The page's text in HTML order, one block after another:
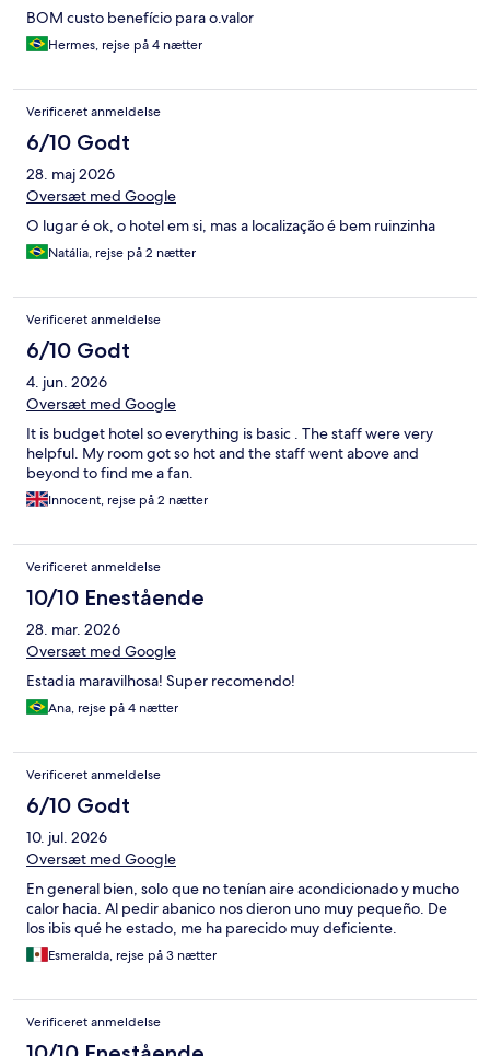
BOM custo benefício para o.valor
Hermes, rejse på 4 nætter
Verificeret anmeldelse
6/10 Godt
28. maj 2026
Oversæt med Google
O lugar é ok, o hotel em si, mas a localização é bem ruinzinha
Natália, rejse på 2 nætter
Verificeret anmeldelse
6/10 Godt
4. jun. 2026
Oversæt med Google
It is budget hotel so everything is basic . The staff were very
helpful. My room got so hot and the staff went above and
beyond to find me a fan.
Innocent, rejse på 2 nætter
Verificeret anmeldelse
10/10 Enestående
28. mar. 2026
Oversæt med Google
Estadia maravilhosa! Super recomendo!
Ana, rejse på 4 nætter
Verificeret anmeldelse
6/10 Godt
10. jul. 2026
Oversæt med Google
En general bien, solo que no tenían aire acondicionado y mucho
calor hacia. Al pedir abanico nos dieron uno muy pequeño. De
los ibis qué he estado, me ha parecido muy deficiente.
Esmeralda, rejse på 3 nætter
Verificeret anmeldelse